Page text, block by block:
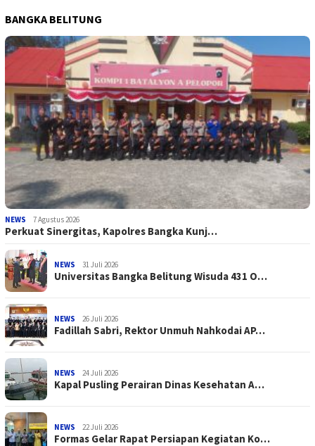
BANGKA BELITUNG
NEWS 7 Agustus 2026
Perkuat Sinergitas, Kapolres Bangka Kunj…
NEWS 31 Juli 2026
Universitas Bangka Belitung Wisuda 431 O…
NEWS 26 Juli 2026
Fadillah Sabri, Rektor Unmuh Nahkodai AP…
NEWS 24 Juli 2026
Kapal Pusling Perairan Dinas Kesehatan A…
NEWS 22 Juli 2026
Formas Gelar Rapat Persiapan Kegiatan Ko…